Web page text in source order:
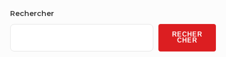
Sidebar
Widget
Area
Rechercher
RECHER
CHER